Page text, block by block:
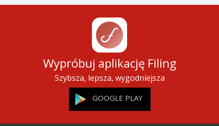
Wypróbuj aplikację Filing
Szybsza, lepsza, wygodniejsza
GOOGLE PLAY